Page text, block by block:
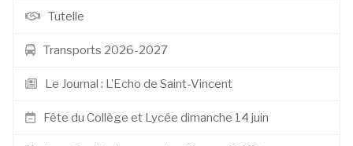
Tutelle
Transports 2026-2027
Le Journal : L’Echo de Saint-Vincent
Fête du Collège et Lycée dimanche 14 juin